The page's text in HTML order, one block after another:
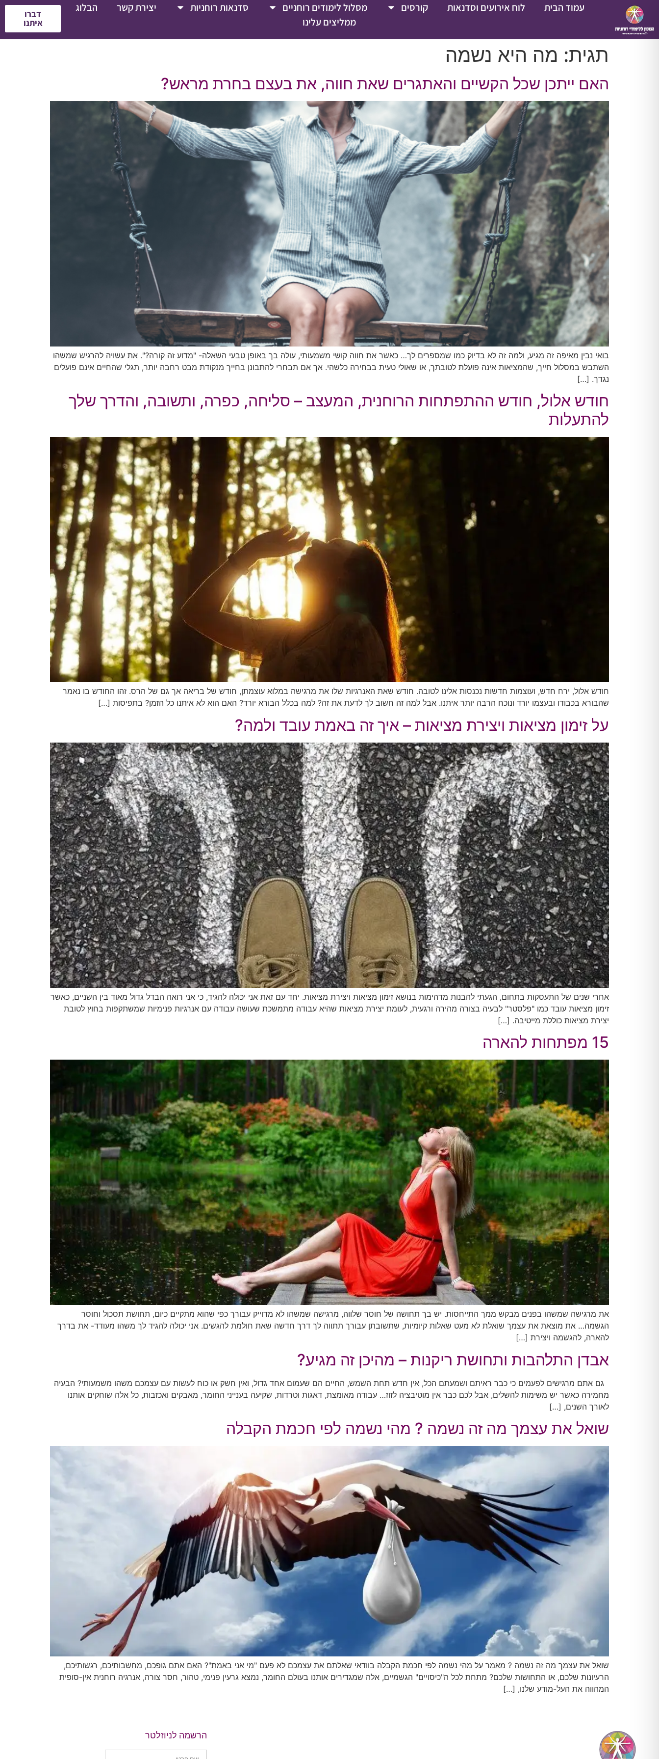
עמוד הבית לוח אירועים וסדנאות קורסים מסלול לימודים רוחניים סדנאות רוחניות יצירת קשר
הבלוג
ממליצים עלינו
דברו
איתנו
תגית: מה היא נשמה
האם ייתכן שכל הקשיים והאתגרים שאת חווה, את בעצם בחרת מראש?
בואי נבין מאיפה זה מגיע, ולמה זה לא בדיוק כמו שמספרים לך… כאשר את חווה קושי משמעותי, עולה בך באופן טבעי השאלה- "מדוע זה קורה?". את עשויה להרגיש שמשהו
השתבש במסלול חייך, שהמציאות אינה פועלת לטובתך, או שאולי טעית בבחירה כלשהי. אך אם תבחרי להתבונן בחייך מנקודת מבט רחבה יותר, תגלי שהחיים אינם פועלים
נגדך. […]
חודש אלול, חודש ההתפתחות הרוחנית, המעצב – סליחה, כפרה, ותשובה, והדרך שלך
להתעלות
חודש אלול, ירח חדש, ועוצמות חדשות נכנסות אלינו לטובה. חודש שאת האנרגיות שלו את מרגישה במלוא עוצמתן, חודש של בריאה אך גם של הרס. זהו החודש בו נאמר
שהבורא בכבודו ובעצמו יורד ונוכח הרבה יותר איתנו. אבל למה זה חשוב לך לדעת את זה? למה בכלל הבורא יורד? האם הוא לא איתנו כל הזמן? בתפיסות […]
על זימון מציאות ויצירת מציאות – איך זה באמת עובד ולמה?
אחרי שנים של התעסקות בתחום, הגעתי להבנות מדהימות בנושא זימון מציאות ויצירת מציאות. יחד עם זאת אני יכולה להגיד, כי אני רואה הבדל גדול מאוד בין השניים, כאשר
זימון מציאות עובד כמו "פלסטר" לבעיה בצורה מהירה ורגעית, לעומת יצירת מציאות שהיא עבודה מתמשכת שעושה עבודה עם אנרגיות פנימיות שמשתקפות בחוץ לטובת
יצירת מציאות כוללת מייטיבה. […]
15 מפתחות להארה
את מרגישה שמשהו בפנים מבקש ממך התייחסות. יש בך תחושה של חוסר שלווה, מרגישה שמשהו לא מדוייק עבורך כפי שהוא מתקיים כיום, תחושת תסכול וחוסר
הגשמה… את מוצאת את עצמך שואלת לא מעט שאלות קיומיות, שתשובתן עבורך תתווה לך דרך חדשה שאת חולמת להגשים. אני יכולה להגיד לך משהו מעודד- את בדרך
להארה, להגשמה ויצירת […]
אבדן התלהבות ותחושת ריקנות – מהיכן זה מגיע?
גם אתם מרגישים לפעמים כי כבר ראיתם ושמעתם הכל, אין חדש תחת השמש, החיים הם שעמום אחד גדול, ואין חשק או כוח לעשות עם עצמכם משהו משמעותי? הבעיה
מחמירה כאשר יש משימות להשלים, אבל לכם כבר אין מוטיבציה לזוז… עבודה מאומצת, דאגות וטרדות, שקיעה בענייני החומר, מאבקים ואכזבות, כל אלה שוחקים אותנו
לאורך השנים, […]
שואל את עצמך מה זה נשמה ? מהי נשמה לפי חכמת הקבלה
שואל את עצמך מה זה נשמה ? מאמר על מהי נשמה לפי חכמת הקבלה בוודאי שאלתם את עצמכם לא פעם "מי אני באמת"? האם אתם גופכם, מחשבותיכם, רגשותיכם,
הרעיונות שלכם, או התחושות שלכם? מתחת לכל ה"כיסויים" הגשמיים, אלה שמגדירים אותנו בעולם החומר, נמצא גרעין פנימי, טהור, חסר צורה, אנרגיה רוחנית אין-סופית
המהווה את העל-מודע שלנו, […]
הרשמה לניוזלטר